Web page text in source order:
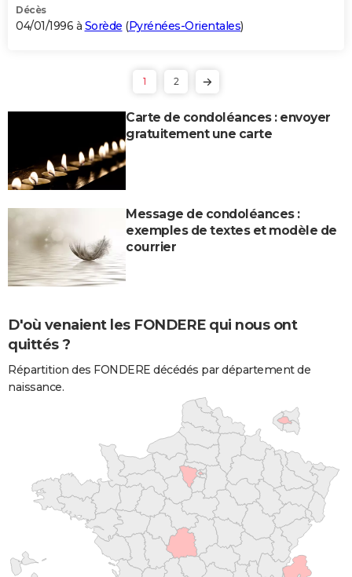
Décès
04/01/1996 à Sorède (Pyrénées-Orientales)
1 2
Carte de condoléances : envoyer
gratuitement une carte
Message de condoléances :
exemples de textes et modèle de
courrier
D'où venaient les FONDERE qui nous ont
quittés ?
Répartition des FONDERE décédés par département de
naissance.